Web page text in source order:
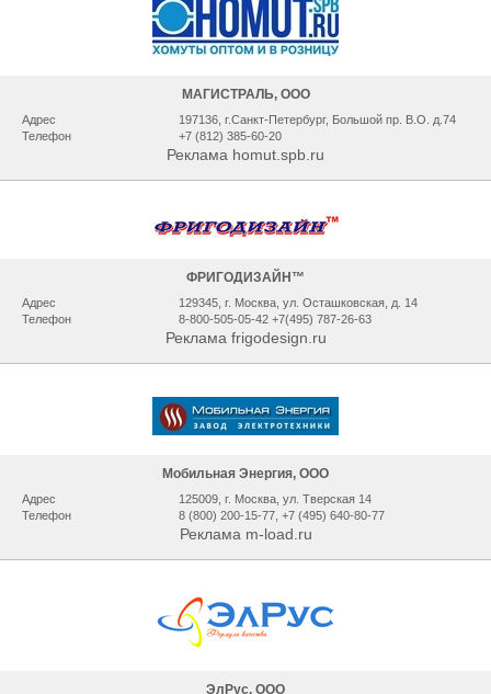
МАГИСТРАЛЬ, ООО
Адрес
197136, г.Санкт-Петербург, Большой пр. В.О. д.74
Телефон
+7 (812) 385-60-20
Реклама homut.spb.ru
ФРИГОДИЗАЙН™
Адрес
129345, г. Москва, ул. Осташковская, д. 14
Телефон
8-800-505-05-42 +7(495) 787-26-63
Реклама frigodesign.ru
Мобильная Энергия, ООО
Адрес
125009, г. Москва, ул. Тверская 14
Телефон
8 (800) 200-15-77, +7 (495) 640-80-77
Реклама m-load.ru
ЭлРус, ООО